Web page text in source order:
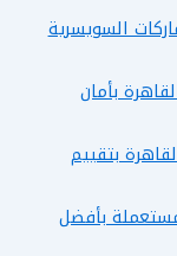
السويسرية
بأمان
بتقييم
بأفضل